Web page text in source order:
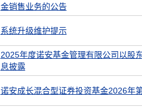
金销售业务的公告
系统升级维护提示
2025年度诺安基金管理有限公司以股
息披露
诺安成长混合型证券投资基金2026年